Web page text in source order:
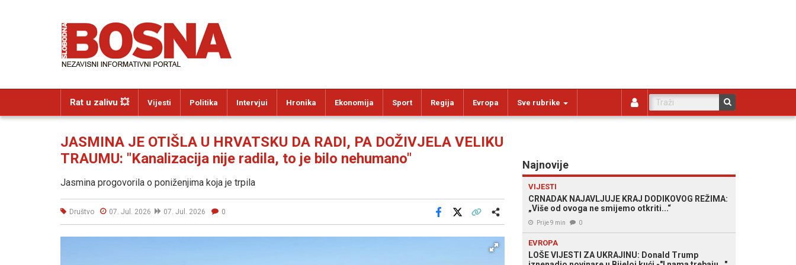
Rat u zalivu 💥 Vijesti Politika Intervjui Hronika Ekonomija Sport Regija Evropa Sve rubrike
JASMINA JE OTIŠLA U HRVATSKU DA RADI, PA DOŽIVJELA VELIKU
TRAUMU: "Kanalizacija nije radila, to je bilo nehumano"
Jasmina progovorila o poniženjima koja je trpila
Društvo 07. Jul. 2026 07. Jul. 2026 0
Facebook
Najnovije
VIJESTI
CRNADAK NAJAVLJUJE KRAJ DODIKOVOG REŽIMA:
„Više od ovoga ne smijemo otkriti...“
Prije 9 min 0
EVROPA
LOŠE VIJESTI ZA UKRAJINU: Donald Trump